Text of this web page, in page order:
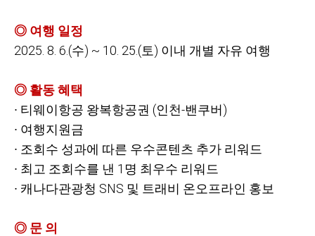
◎ 여행 일정
2025. 8. 6.(수) ~ 10. 25.(토) 이내 개별 자유 여행
◎ 활동 혜택
∙ 티웨이항공 왕복항공권 (인천-밴쿠버)
∙ 여행지원금
∙ 조회수 성과에 따른 우수콘텐츠 추가 리워드
∙ 최고 조회수를 낸 1명 최우수 리워드
∙ 캐나다관광청 SNS 및 트래비 온오프라인 홍보
◎ 문 의